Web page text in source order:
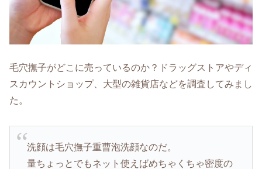
毛穴撫子がどこに売っているのか？ドラッグストアやディ
スカウントショップ、大型の雑貨店などを調査してみまし
た。
洗顔は毛穴撫子重曹泡洗顔なのだ。
量ちょっとでもネット使えばめちゃくちゃ密度の